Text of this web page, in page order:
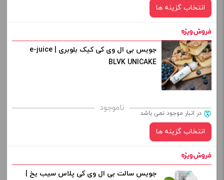
انتخاب گزینه ها
نیکوتین:
برای فعال شدن سبد خرید و نمایش قیمت ، گزینه های محصول را
از کادر بالا انتخاب کنید.
+
افزودن به سبد خرید
جویس بی ال وی کی کیک بلوبری | e-juice
BLVK UNICAKE
ناموجود در انبار موجود نمی باشد
انتخاب گزینه ها
نیکوتین:
جویس سالت بی ال وی کی پلاس سیب یخ |